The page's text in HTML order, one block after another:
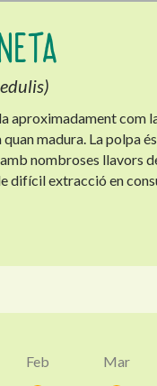
aproximadament com la
madura. La polpa
nombroses llavors
difícil extracció en
Feb Mar